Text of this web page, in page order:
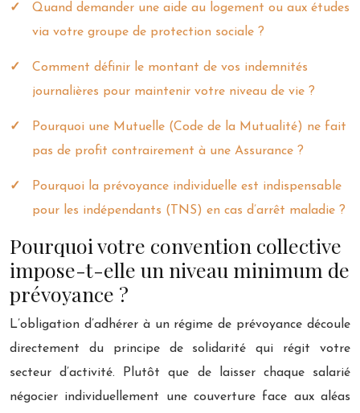
Quand demander une aide au logement ou aux études
via votre groupe de protection sociale ?
Comment définir le montant de vos indemnités
journalières pour maintenir votre niveau de vie ?
Pourquoi une Mutuelle (Code de la Mutualité) ne fait
pas de profit contrairement à une Assurance ?
Pourquoi la prévoyance individuelle est indispensable
pour les indépendants (TNS) en cas d’arrêt maladie ?
Pourquoi votre convention collective
impose-t-elle un niveau minimum de
prévoyance ?
L’obligation d’adhérer à un régime de prévoyance découle
directement du principe de solidarité qui régit votre
secteur d’activité. Plutôt que de laisser chaque salarié
négocier individuellement une couverture face aux aléas